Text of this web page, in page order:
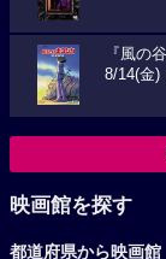
『風の
8/14(金)
映画館を探す
都道府県から映画館